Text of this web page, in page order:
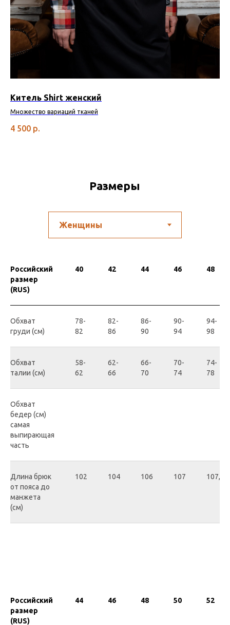
Китель Shirt женский
Множество вариаций тканей
4 500 р.
Размеры
Российский
размер
(RUS)
40 42 44 46 48
Обхват
груди (см)
78-
82
82-
86
86-
90
90-
94
94-
98
Обхват
талии (см)
58-
62
62-
66
66-
70
70-
74
74-
78
Обхват
бедер (см)
самая
выпирающая
часть
Длина брюк
от пояса до
манжета
(см)
102 104 106 107 107,5
Российский
размер
(RUS)
44 46 48 50 52